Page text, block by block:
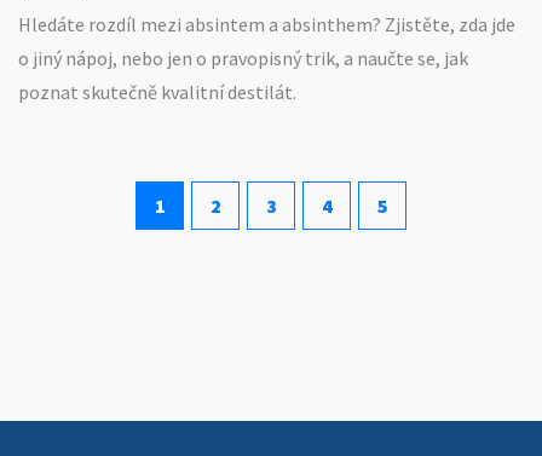
Hledáte rozdíl mezi absintem a absinthem? Zjistěte, zda jde
o jiný nápoj, nebo jen o pravopisný trik, a naučte se, jak
poznat skutečně kvalitní destilát.
1 2 3 4 5